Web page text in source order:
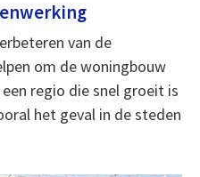
van de
om de woningbouw
regio die snel groeit is
het geval in de steden